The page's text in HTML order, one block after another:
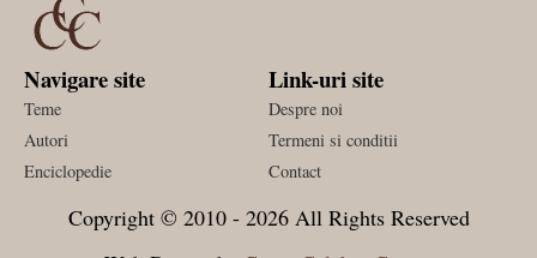
Navigare site
Teme
Autori
Enciclopedie
Link-uri site
Despre noi
Termeni si conditii
Contact
Copyright © 2010 - 2026 All Rights Reserved